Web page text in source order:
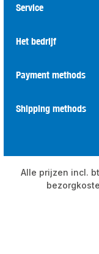
Service
Het bedrijf
Payment methods
Shipping methods
Alle prijzen incl.